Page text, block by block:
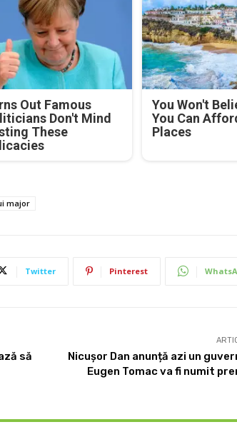
Out Famous
Don't Mind
These
You Won't
You Can
Places
major
Twitter Pinterest
să
Nicușor Dan anunță azi un
Eugen Tomac va fi numit